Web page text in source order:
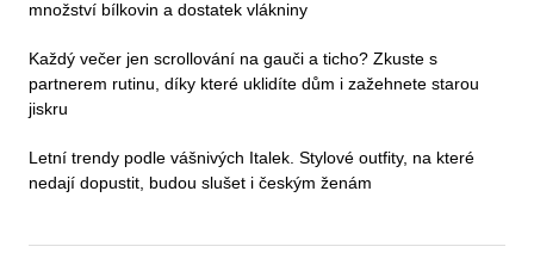
množství bílkovin a dostatek vlákniny
Každý večer jen scrollování na gauči a ticho? Zkuste s
partnerem rutinu, díky které uklidíte dům i zažehnete starou
jiskru
Letní trendy podle vášnivých Italek. Stylové outfity, na které
nedají dopustit, budou slušet i českým ženám